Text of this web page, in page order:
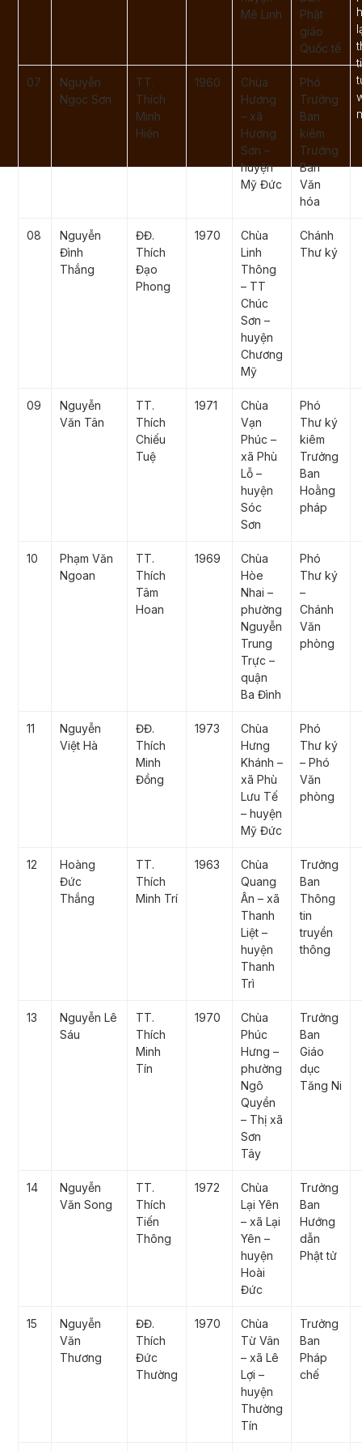
Mê Linh
Phật
giáo
Quốc tế
07
Nguyễn
Ngọc Sơn
TT.
Thích
Minh
Hiền
1960
Chùa
Hương
– xã
Hương
Sơn –
huyện
Mỹ Đức
Phó
Trưởng
Ban
kiêm
Trưởng
Ban
Văn
hóa
08
Nguyễn
Đình
Thắng
ĐĐ.
Thích
Đạo
Phong
1970
Chùa
Linh
Thông
– TT
Chúc
Sơn –
huyện
Chương
Mỹ
Chánh
Thư ký
09
Nguyễn
Văn Tân
TT.
Thích
Chiếu
Tuệ
1971
Chùa
Vạn
Phúc –
xã Phù
Lỗ –
huyện
Sóc
Sơn
Phó
Thư ký
kiêm
Trưởng
Ban
Hoằng
pháp
10
Phạm Văn
Ngoan
TT.
Thích
Tâm
Hoan
1969
Chùa
Hòe
Nhai –
phường
Nguyễn
Trung
Trực –
quận
Ba Đình
Phó
Thư ký
–
Chánh
Văn
phòng
11
Nguyễn
Việt Hà
ĐĐ.
Thích
Minh
Đồng
1973
Chùa
Hưng
Khánh –
xã Phù
Lưu Tế
– huyện
Mỹ Đức
Phó
Thư ký
– Phó
Văn
phòng
12
Hoàng
Đức
Thắng
TT.
Thích
Minh Trí
1963
Chùa
Quang
Ân – xã
Thanh
Liệt –
huyện
Thanh
Trì
Trưởng
Ban
Thông
tin
truyền
thông
13
Nguyễn Lê
Sáu
TT.
Thích
Minh
Tín
1970
Chùa
Phúc
Hưng –
phường
Ngô
Quyền
– Thị xã
Sơn
Tây
Trưởng
Ban
Giáo
dục
Tăng Ni
14
Nguyễn
Văn Song
TT.
Thích
Tiến
Thông
1972
Chùa
Lại Yên
– xã Lại
Yên –
huyện
Hoài
Đức
Trưởng
Ban
Hướng
dẫn
Phật tử
15
Nguyễn
Văn
Thương
ĐĐ.
Thích
Đức
Thường
1970
Chùa
Từ Vân
– xã Lê
Lợi –
huyện
Thường
Tín
Trưởng
Ban
Pháp
chế